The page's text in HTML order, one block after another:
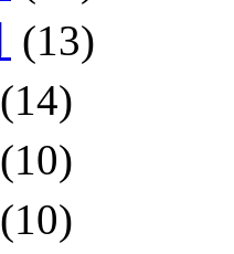
(13)
(14)
(10)
(10)